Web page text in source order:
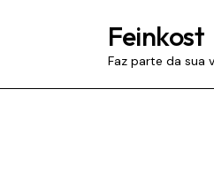
Feinkost
Faz parte da sua